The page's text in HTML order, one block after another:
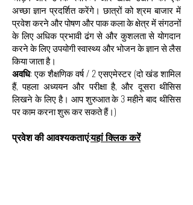
अच्छा ज्ञान प्रदर्शित करेंगे। छात्रों को श्रम बाजार में
प्रवेश करने और पोषण और पाक कला के क्षेत्र में संगठनों
के लिए अधिक प्रभावी ढंग से और कुशलता से योगदान
करने के लिए उपयोगी स्वास्थ्य और भोजन के ज्ञान से लैस
किया जाता है।
अवधि: एक शैक्षणिक वर्ष / 2 एसएमेस्टर (दो खंड शामिल
हैं, पहला अध्ययन और परीक्षा है, और दूसरा थीसिस
लिखने के लिए है। आप शुरुआत के 3 महीने बाद थीसिस
पर काम करना शुरू कर सकते हैं।)
प्रवेश की आवश्यकताएं:यहां क्लिक करें